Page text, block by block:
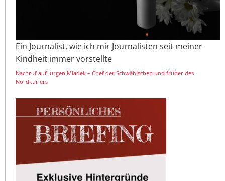
Ein Journalist, wie ich mir Journalisten seit meiner
Kindheit immer vorstellte
Nachruf auf Jürgen Mladek – Chef der Schwäbischen und früher des
Nordkuriers